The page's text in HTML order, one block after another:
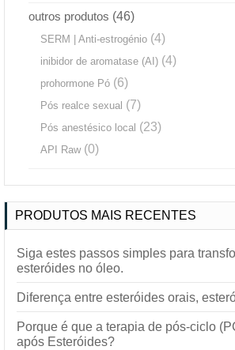
outros produtos (46)
SERM | Anti-estrogénio (4)
inibidor de aromatase (AI) (4)
prohormone Pó (6)
Pós realce sexual (7)
Pós anestésico local (23)
API Raw(0)
PRODUTOS MAIS RECENTES
Siga estes passos simples para
esteróides no óleo.
Diferença entre esteróides orais,
Porque é que a terapia de pós-ciclo
após Esteróides?